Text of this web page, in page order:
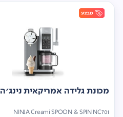
מכונת גלידה אמריקאית נינג'ה
NINJA Creami SPOON & SPIN NC701